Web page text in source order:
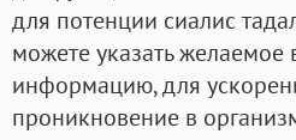
для потенции сиалис
можете указать
информацию, для
проникновение в